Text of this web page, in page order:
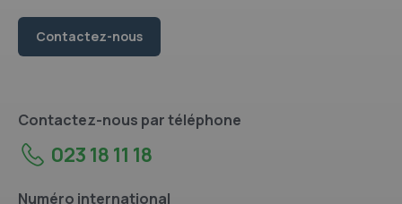
Contactez-nous
Contactez-nous par téléphone
023 18 11 18
Numéro international